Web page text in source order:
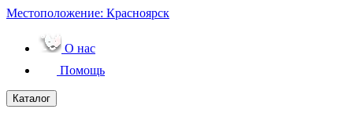
Местоположение: Красноярск
О нас
Помощь
Каталог